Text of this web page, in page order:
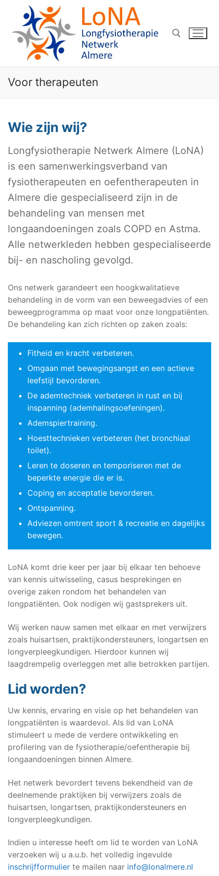
inhoud
Voor therapeuten
Wie zijn wij?
Longfysiotherapie Netwerk Almere (LoNA)
is een samenwerkingsverband van
fysiotherapeuten en oefentherapeuten in
Almere die gespecialiseerd zijn in de
behandeling van mensen met
longaandoeningen zoals COPD en Astma.
Alle netwerkleden hebben gespecialiseerde
bij- en nascholing gevolgd.
Ons netwerk garandeert een hoogkwalitatieve
behandeling in de vorm van een beweegadvies of een
beweegprogramma op maat voor onze longpatiënten.
De behandeling kan zich richten op zaken zoals:
Fitheid en kracht verbeteren.
Omgaan met bewegingsangst en een actieve
leefstijl bevorderen.
De ademtechniek verbeteren in rust en bij
inspanning (ademhalingsoefeningen).
Ademspiertraining.
Hoesttechnieken verbeteren (het bronchiaal
toilet).
Leren te doseren en temporiseren met de
beperkte energie die er is.
Coping en acceptatie bevorderen.
Ontspanning.
Adviezen omtrent sport & recreatie en dagelijks
bewegen.
LoNA komt drie keer per jaar bij elkaar ten behoeve
van kennis uitwisseling, casus besprekingen en
overige zaken rondom het behandelen van
longpatiënten. Ook nodigen wij gastsprekers uit.
Wij werken nauw samen met elkaar en met verwijzers
zoals huisartsen, praktijkondersteuners, longartsen en
longverpleegkundigen. Hierdoor kunnen wij
laagdrempelig overleggen met alle betrokken partijen.
Lid worden?
Uw kennis, ervaring en visie op het behandelen van
longpatiënten is waardevol. Als lid van LoNA
stimuleert u mede de verdere ontwikkeling en
profilering van de fysiotherapie/oefentherapie bij
longaandoeningen binnen Almere.
Het netwerk bevordert tevens bekendheid van de
deelnemende praktijken bij verwijzers zoals de
huisartsen, longartsen, praktijkondersteuners en
longverpleegkundigen.
Indien u interesse heeft om lid te worden van LoNA
verzoeken wij u a.u.b. het volledig ingevulde
inschrijfformulier te mailen naar info@lonalmere.nl